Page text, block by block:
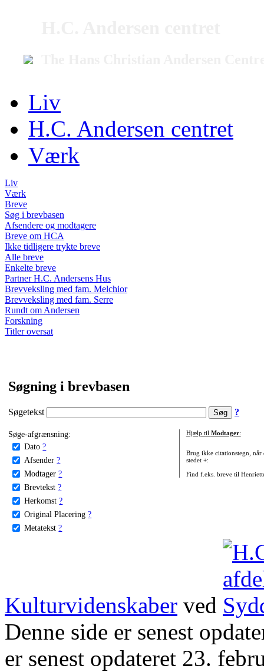
Liv
H.C. Andersen centret
Værk
Liv
Værk
Breve
Søg i brevbasen
Afsendere og modtagere
Breve om HCA
Ikke tidligere trykte breve
Alle breve
Enkelte breve
Partner H.C. Andersens Hus
Brevveksling med fam. Melchior
Brevveksling med fam. Serre
Rundt om Andersen
Forskning
Titler oversat
Søgning i brevbasen
Søgetekst ?
Søge-afgrænsning:
Dato ?
Afsender ?
Modtager ?
Brevtekst ?
Herkomst ?
Original Placering ?
Metatekst ?
Hjælp til Modtager:
Brug ikke citationstegn, når
stedet +:
Find f.eks. breve til
Kulturvidenskaber ved
Denne side er senest
er senest opdateret 23.